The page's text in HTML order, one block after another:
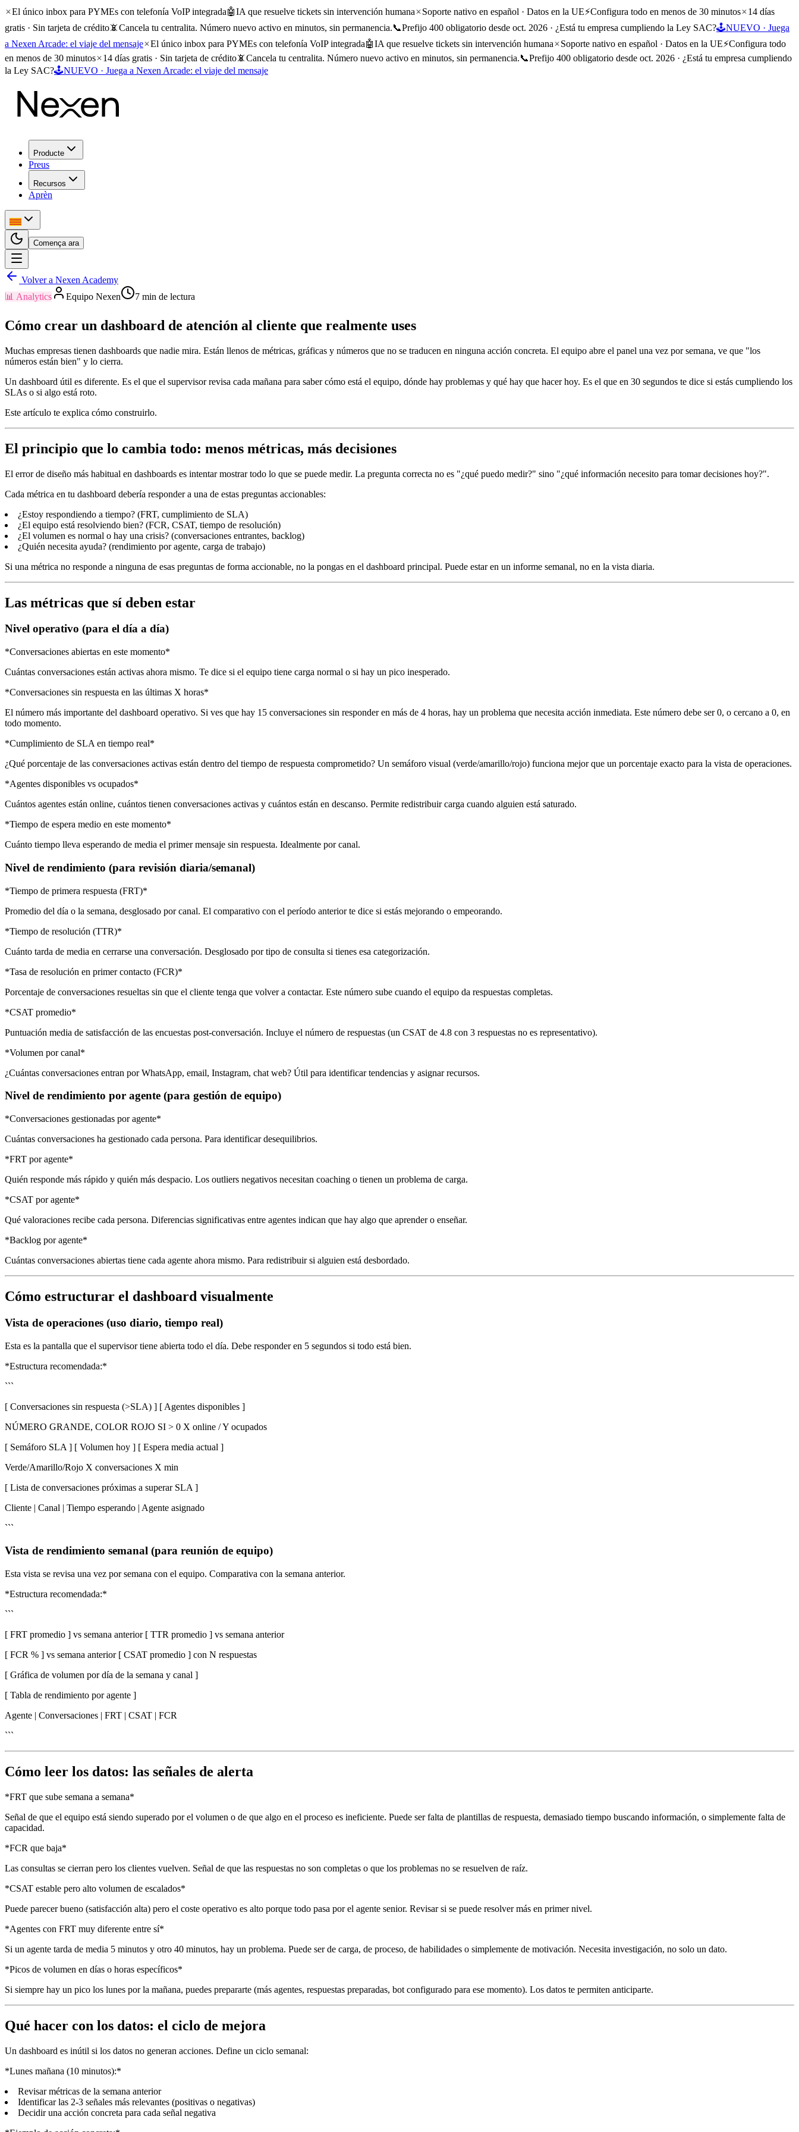
El único inbox para PYMEs con telefonía VoIP integrada🤖IA que resuelve tickets sin intervención humana Soporte nativo en español · Datos en la UE⚡Configura todo en menos de 30 minutos
14 días
gratis · Sin tarjeta de crédito📵Cancela tu centralita. Número nuevo activo en minutos, sin permanencia.📞Prefijo 400 obligatorio desde oct. 2026 · ¿Está tu empresa cumpliendo la Ley SAC?🕹️NUEVO · Juega
a Nexen Arcade: el viaje del mensaje
El único inbox para PYMEs con telefonía VoIP integrada🤖IA que resuelve tickets sin intervención humana Soporte nativo en español · Datos en la UE⚡Configura todo
en menos de 30 minutos
14 días gratis · Sin tarjeta de crédito📵Cancela tu centralita. Número nuevo activo en minutos, sin permanencia.📞Prefijo 400 obligatorio desde oct. 2026 · ¿Está tu empresa cumpliendo
la Ley SAC?🕹️NUEVO · Juega a Nexen Arcade: el viaje del mensaje
Producte
Preus
Recursos
Aprèn
Comença ara
Volver a Nexen Academy
📊 Analytics Equipo Nexen 7 min de lectura
Cómo crear un dashboard de atención al cliente que realmente uses
Muchas empresas tienen dashboards que nadie mira. Están llenos de métricas, gráficas y números que no se traducen en ninguna acción concreta. El equipo abre el panel una vez por semana, ve que "los
números están bien" y lo cierra.
Un dashboard útil es diferente. Es el que el supervisor revisa cada mañana para saber cómo está el equipo, dónde hay problemas y qué hay que hacer hoy. Es el que en 30 segundos te dice si estás cumpliendo los
SLAs o si algo está roto.
Este artículo te explica cómo construirlo.
El principio que lo cambia todo: menos métricas, más decisiones
El error de diseño más habitual en dashboards es intentar mostrar todo lo que se puede medir. La pregunta correcta no es "¿qué puedo medir?" sino "¿qué información necesito para tomar decisiones hoy?".
Cada métrica en tu dashboard debería responder a una de estas preguntas accionables:
¿Estoy respondiendo a tiempo? (FRT, cumplimiento de SLA)
¿El equipo está resolviendo bien? (FCR, CSAT, tiempo de resolución)
¿El volumen es normal o hay una crisis? (conversaciones entrantes, backlog)
¿Quién necesita ayuda? (rendimiento por agente, carga de trabajo)
Si una métrica no responde a ninguna de esas preguntas de forma accionable, no la pongas en el dashboard principal. Puede estar en un informe semanal, no en la vista diaria.
Las métricas que sí deben estar
Nivel operativo (para el día a día)
*Conversaciones abiertas en este momento*
Cuántas conversaciones están activas ahora mismo. Te dice si el equipo tiene carga normal o si hay un pico inesperado.
*Conversaciones sin respuesta en las últimas X horas*
El número más importante del dashboard operativo. Si ves que hay 15 conversaciones sin responder en más de 4 horas, hay un problema que necesita acción inmediata. Este número debe ser 0, o cercano a 0, en
todo momento.
*Cumplimiento de SLA en tiempo real*
¿Qué porcentaje de las conversaciones activas están dentro del tiempo de respuesta comprometido? Un semáforo visual (verde/amarillo/rojo) funciona mejor que un porcentaje exacto para la vista de operaciones.
*Agentes disponibles vs ocupados*
Cuántos agentes están online, cuántos tienen conversaciones activas y cuántos están en descanso. Permite redistribuir carga cuando alguien está saturado.
*Tiempo de espera medio en este momento*
Cuánto tiempo lleva esperando de media el primer mensaje sin respuesta. Idealmente por canal.
Nivel de rendimiento (para revisión diaria/semanal)
*Tiempo de primera respuesta (FRT)*
Promedio del día o la semana, desglosado por canal. El comparativo con el período anterior te dice si estás mejorando o empeorando.
*Tiempo de resolución (TTR)*
Cuánto tarda de media en cerrarse una conversación. Desglosado por tipo de consulta si tienes esa categorización.
*Tasa de resolución en primer contacto (FCR)*
Porcentaje de conversaciones resueltas sin que el cliente tenga que volver a contactar. Este número sube cuando el equipo da respuestas completas.
*CSAT promedio*
Puntuación media de satisfacción de las encuestas post-conversación. Incluye el número de respuestas (un CSAT de 4.8 con 3 respuestas no es representativo).
*Volumen por canal*
¿Cuántas conversaciones entran por WhatsApp, email, Instagram, chat web? Útil para identificar tendencias y asignar recursos.
Nivel de rendimiento por agente (para gestión de equipo)
*Conversaciones gestionadas por agente*
Cuántas conversaciones ha gestionado cada persona. Para identificar desequilibrios.
*FRT por agente*
Quién responde más rápido y quién más despacio. Los outliers negativos necesitan coaching o tienen un problema de carga.
*CSAT por agente*
Qué valoraciones recibe cada persona. Diferencias significativas entre agentes indican que hay algo que aprender o enseñar.
*Backlog por agente*
Cuántas conversaciones abiertas tiene cada agente ahora mismo. Para redistribuir si alguien está desbordado.
Cómo estructurar el dashboard visualmente
Vista de operaciones (uso diario, tiempo real)
Esta es la pantalla que el supervisor tiene abierta todo el día. Debe responder en 5 segundos si todo está bien.
*Estructura recomendada:*
```
[ Conversaciones sin respuesta (>SLA) ] [ Agentes disponibles ]
NÚMERO GRANDE, COLOR ROJO SI > 0 X online / Y ocupados
[ Semáforo SLA ] [ Volumen hoy ] [ Espera media actual ]
Verde/Amarillo/Rojo X conversaciones X min
[ Lista de conversaciones próximas a superar SLA ]
Cliente | Canal | Tiempo esperando | Agente asignado
```
Vista de rendimiento semanal (para reunión de equipo)
Esta vista se revisa una vez por semana con el equipo. Comparativa con la semana anterior.
*Estructura recomendada:*
```
[ FRT promedio ] vs semana anterior [ TTR promedio ] vs semana anterior
[ FCR % ] vs semana anterior [ CSAT promedio ] con N respuestas
[ Gráfica de volumen por día de la semana y canal ]
[ Tabla de rendimiento por agente ]
Agente | Conversaciones | FRT | CSAT | FCR
```
Cómo leer los datos: las señales de alerta
*FRT que sube semana a semana*
Señal de que el equipo está siendo superado por el volumen o de que algo en el proceso es ineficiente. Puede ser falta de plantillas de respuesta, demasiado tiempo buscando información, o simplemente falta de
capacidad.
*FCR que baja*
Las consultas se cierran pero los clientes vuelven. Señal de que las respuestas no son completas o que los problemas no se resuelven de raíz.
*CSAT estable pero alto volumen de escalados*
Puede parecer bueno (satisfacción alta) pero el coste operativo es alto porque todo pasa por el agente senior. Revisar si se puede resolver más en primer nivel.
*Agentes con FRT muy diferente entre sí*
Si un agente tarda de media 5 minutos y otro 40 minutos, hay un problema. Puede ser de carga, de proceso, de habilidades o simplemente de motivación. Necesita investigación, no solo un dato.
*Picos de volumen en días o horas específicos*
Si siempre hay un pico los lunes por la mañana, puedes prepararte (más agentes, respuestas preparadas, bot configurado para ese momento). Los datos te permiten anticiparte.
Qué hacer con los datos: el ciclo de mejora
Un dashboard es inútil si los datos no generan acciones. Define un ciclo semanal:
*Lunes mañana (10 minutos):*
Revisar métricas de la semana anterior
Identificar las 2-3 señales más relevantes (positivas o negativas)
Decidir una acción concreta para cada señal negativa